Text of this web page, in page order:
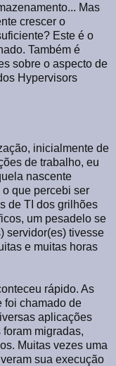
Mas
crescer o
Este é o
Também é
sobre o aspecto de
Hypervisors
inicialmente de
de trabalho, eu
nascente
que percebi ser
de TI dos grilhões
um pesadelo se
servidor(es) tivesse
e muitas horas
rápido. As
foi chamado de
aplicações
migradas,
Muitas vezes uma
sua execução